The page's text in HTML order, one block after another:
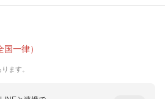
国一律）
ます。